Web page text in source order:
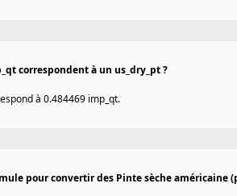
correspondent à un us_dry_pt ?
à 0.484469 imp_qt.
pour convertir des Pinte sèche américaine